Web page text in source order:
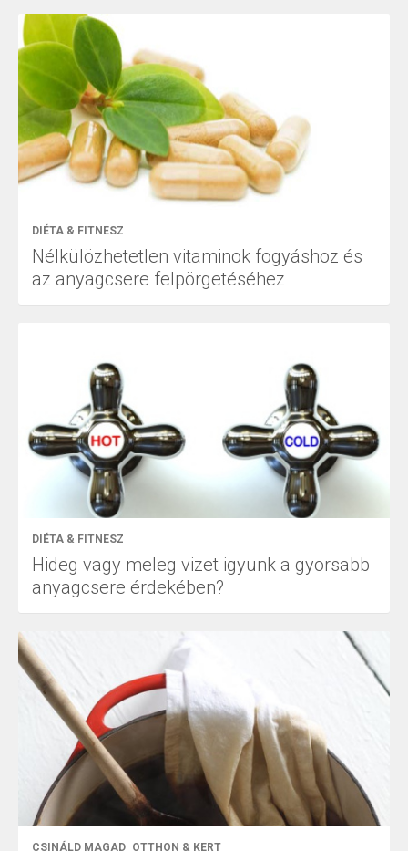
DIÉTA & FITNESZ
Nélkülözhetetlen vitaminok fogyáshoz és
az anyagcsere felpörgetéséhez
DIÉTA & FITNESZ
Hideg vagy meleg vizet igyunk a gyorsabb
anyagcsere érdekében?
CSINÁLD MAGAD OTTHON & KERT